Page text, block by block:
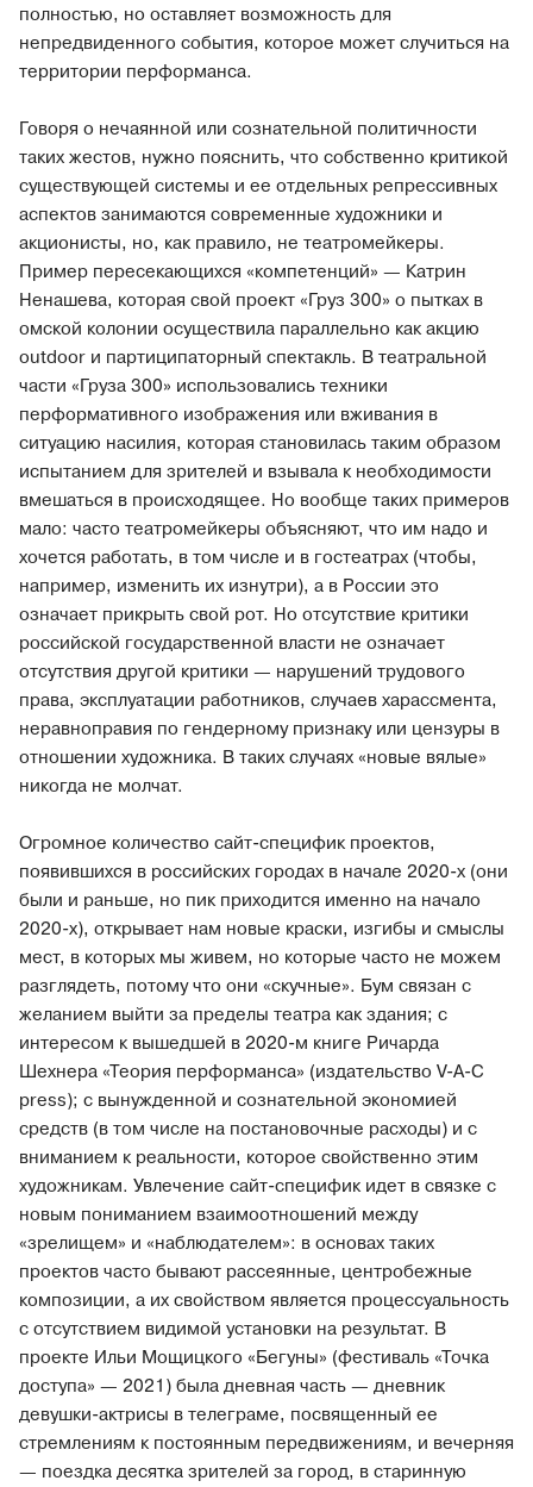
полностью, но оставляет возможность для
непредвиденного события, которое может случиться на
территории перформанса.
Говоря о нечаянной или сознательной политичности
таких жестов, нужно пояснить, что собственно критикой
существующей системы и ее отдельных репрессивных
аспектов занимаются современные художники и
акционисты, но, как правило, не театромейкеры.
Пример пересекающихся «компетенций» — Катрин
Ненашева, которая свой проект «Груз 300» о пытках в
омской колонии осуществила параллельно как акцию
outdoor и партиципаторный спектакль. В театральной
части «Груза 300» использовались техники
перформативного изображения или вживания в
ситуацию насилия, которая становилась таким образом
испытанием для зрителей и взывала к необходимости
вмешаться в происходящее. Но вообще таких примеров
мало: часто театромейкеры объясняют, что им надо и
хочется работать, в том числе и в гостеатрах (чтобы,
например, изменить их изнутри), а в России это
означает прикрыть свой рот. Но отсутствие критики
российской государственной власти не означает
отсутствия другой критики — нарушений трудового
права, эксплуатации работников, случаев харассмента,
неравноправия по гендерному признаку или цензуры в
отношении художника. В таких случаях «новые вялые»
никогда не молчат.
Огромное количество сайт-специфик проектов,
появившихся в российских городах в начале 2020-х (они
были и раньше, но пик приходится именно на начало
2020-х), открывает нам новые краски, изгибы и смыслы
мест, в которых мы живем, но которые часто не можем
разглядеть, потому что они «скучные». Бум связан с
желанием выйти за пределы театра как здания; с
интересом к вышедшей в 2020-м книге Ричарда
Шехнера «Теория перформанса» (издательство V-A-C
press); с вынужденной и сознательной экономией
средств (в том числе на постановочные расходы) и с
вниманием к реальности, которое свойственно этим
художникам. Увлечение сайт-специфик идет в связке с
новым пониманием взаимоотношений между
«зрелищем» и «наблюдателем»: в основах таких
проектов часто бывают рассеянные, центробежные
композиции, а их свойством является процессуальность
с отсутствием видимой установки на результат. В
проекте Ильи Мощицкого «Бегуны» (фестиваль «Точка
доступа» — 2021) была дневная часть — дневник
девушки-актрисы в телеграме, посвященный ее
стремлениям к постоянным передвижениям, и вечерняя
— поездка десятка зрителей за город, в старинную